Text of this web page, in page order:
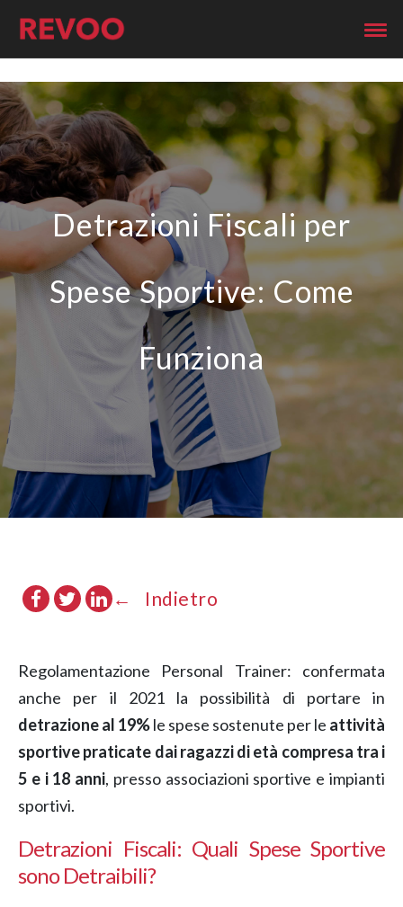
Detrazioni Fiscali per
Spese Sportive: Come
Funziona
Indietro
Regolamentazione Personal Trainer: confermata
anche per il 2021 la possibilità di portare in
detrazione al 19%le spese sostenute per le attività
sportive praticate dai ragazzidi età compresa tra i
5 e i 18 anni, presso associazioni sportive e impianti
sportivi.
Detrazioni Fiscali: Quali Spese Sportive
sono Detraibili?